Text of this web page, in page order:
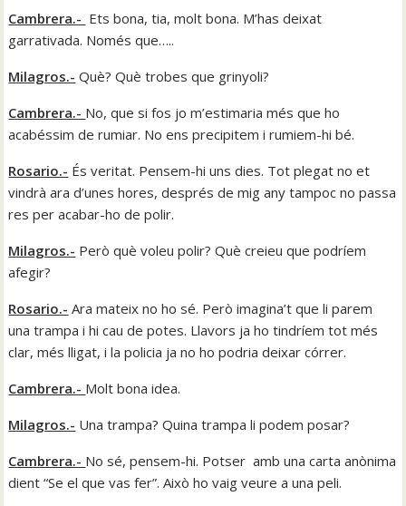
Cambrera.- Ets bona, tia, molt bona. M’has deixat
garrativada. Només que…..
Milagros.- Què? Què trobes que grinyoli?
Cambrera.- No, que si fos jo m’estimaria més que ho
acabéssim de rumiar. No ens precipitem i rumiem-hi bé.
Rosario.- És veritat. Pensem-hi uns dies. Tot plegat no et
vindrà ara d’unes hores, després de mig any tampoc no passa
res per acabar-ho de polir.
Milagros.- Però què voleu polir? Què creieu que podríem
afegir?
Rosario.- Ara mateix no ho sé. Però imagina’t que li parem
una trampa i hi cau de potes. Llavors ja ho tindríem tot més
clar, més lligat, i la policia ja no ho podria deixar córrer.
Cambrera.- Molt bona idea.
Milagros.- Una trampa? Quina trampa li podem posar?
Cambrera.- No sé, pensem-hi. Potser amb una carta anònima
dient “Se el que vas fer”. Això ho vaig veure a una peli.